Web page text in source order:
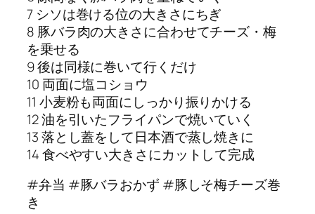
7 シソは巻ける位の大きさにちぎ
8 豚バラ肉の大きさに合わせてチーズ・梅
を乗せる
9 後は同様に巻いて行くだけ
10 両面に塩コショウ
11 小麦粉も両面にしっかり振りかける
12 油を引いたフライパンで焼いていく
13 落とし蓋をして日本酒で蒸し焼きに
14 食べやすい大きさにカットして完成
#弁当 #豚バラおかず #豚しそ梅チーズ巻
き